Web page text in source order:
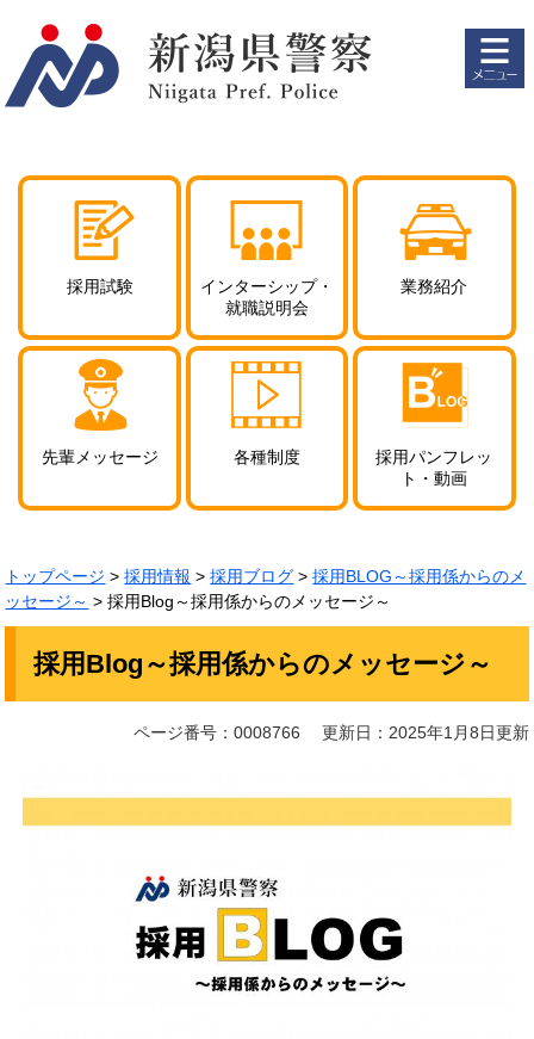
の
先
す。
ー
を
採用試験
インターシップ・
就職説明会
業務紹介
先輩メッセージ 各種制度
採用パンフレッ
ト ・動画
トップページ >採用情報 >採用ブログ >採用BLOG～採用係からのメ
ッセージ～ >採用Blog～採用係からのメッセージ～
採用Blog～採用係からのメッセージ～
ページ番号：0008766 更新日：2025年1月8日更新